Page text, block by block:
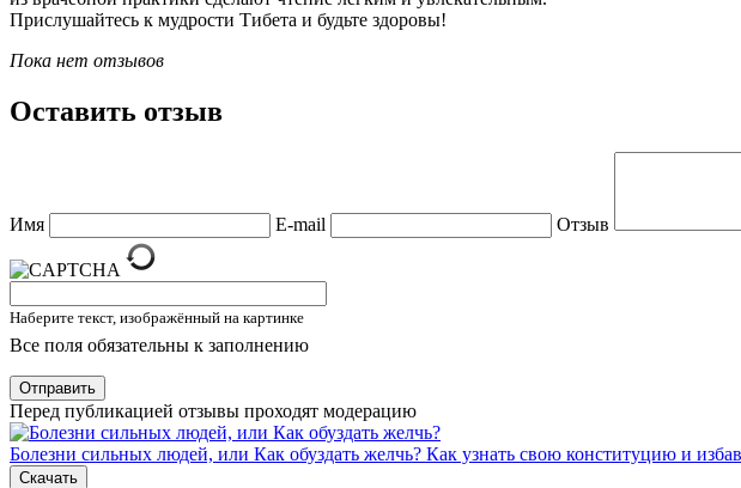
Прислушайтесь к мудрости Тибета и будьте здоровы!
Пока нет отзывов
Оставить отзыв
Имя E-mail Отзыв
Наберите текст, изображённый на картинке
Все поля обязательны к заполнению
Отправить
Перед публикацией отзывы проходят модерацию
Болезни сильных людей, или Как обуздать желчь? Как узнать свою конституцию и
Скачать